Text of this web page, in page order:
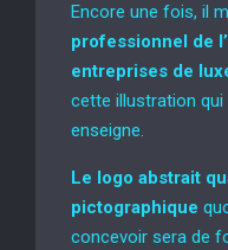
Encore une fois, il
professionnel de
entreprises de
cette illustration qui
enseigne.
Le logo abstrait
pictographique
concevoir sera de